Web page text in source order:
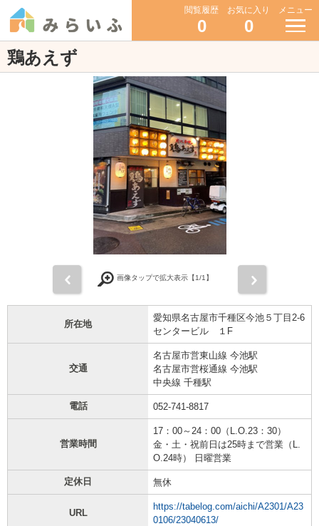
閲覧履歴
0
お気に入り
0
メニュー
鶏あえず
画像タップで拡大表示【1/1】
所在地
愛知県名古屋市千種区今池５丁目2-6
センタービル １F
交通
名古屋市営東山線 今池駅
名古屋市営桜通線 今池駅
中央線 千種駅
電話 052-741-8817
営業時間
17：00～24：00（L.O.23：30）
金・土・祝前日は25時まで営業（L.
O.24時） 日曜営業
定休日 無休
URL
https://tabelog.com/aichi/A2301/A23
0106/23040613/